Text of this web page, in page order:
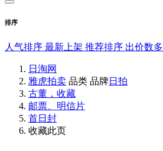
排序
人气排序 最新上架 推荐排序 出价数多
日淘网
雅虎拍卖 品类 品牌日拍
古董，收藏
邮票、明信片
首日封
收藏此页